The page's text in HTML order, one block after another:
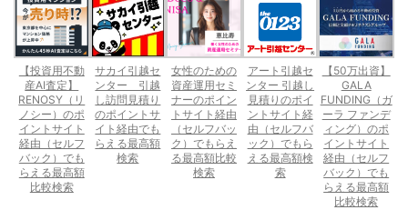
【投資用不動
産AI査定】
RENOSY（リ
ノシー）のポ
イントサイト
経由（セルフ
バック）でも
らえる最高額
比較検索
サカイ引越セ
ンター 引越
し訪問見積り
のポイントサ
イト経由でも
らえる最高額
検索
女性のための
資産運用セミ
ナーのポイン
トサイト経由
（セルフバッ
ク）でもらえ
る最高額比較
検索
アート引越セ
ンター 引越し
見積りのポイ
ントサイト経
由（セルフバ
ック）でもら
える最高額検
索
【50万出資】
GALA
FUNDING（ガ
ーラ ファンデ
ィング）のポ
イントサイト
経由（セルフ
バック）でも
らえる最高額
比較検索